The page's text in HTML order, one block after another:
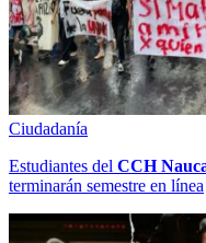
Ciudadanía
Estudiantes del CCH
terminarán semestre en línea